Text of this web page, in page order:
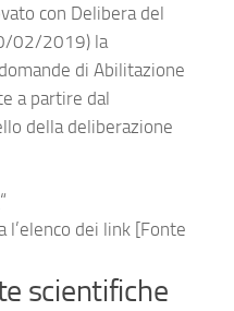
con Delibera del
02/2019) la
di Abilitazione
a partire dal
della deliberazione
“
dei link [Fonte
scientifiche